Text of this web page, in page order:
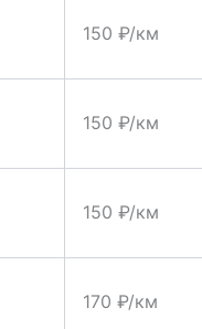
150 ₽/км
150 ₽/км
150 ₽/км
170 ₽/км